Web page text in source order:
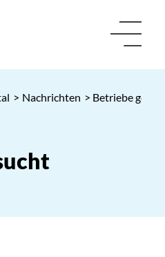
> Nachrichten > Betriebe